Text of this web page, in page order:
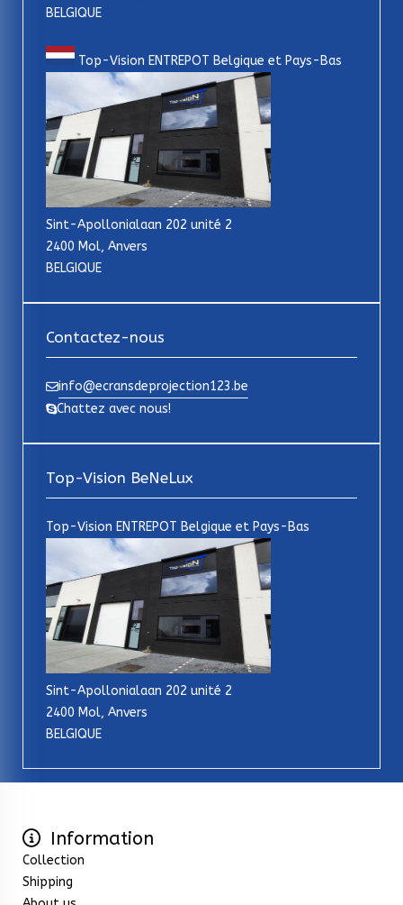
BELGIQUE
Top-Vision ENTREPOT Belgique et Pays-Bas
Sint-Apollonialaan 202 unité 2
2400 Mol, Anvers
BELGIQUE
Contactez-nous
info@ecransdeprojection123.be
Chattez avec nous!
Top-Vision BeNeLux
Top-Vision ENTREPOT Belgique et Pays-Bas
Sint-Apollonialaan 202 unité 2
2400 Mol, Anvers
BELGIQUE
Information
Collection
Shipping